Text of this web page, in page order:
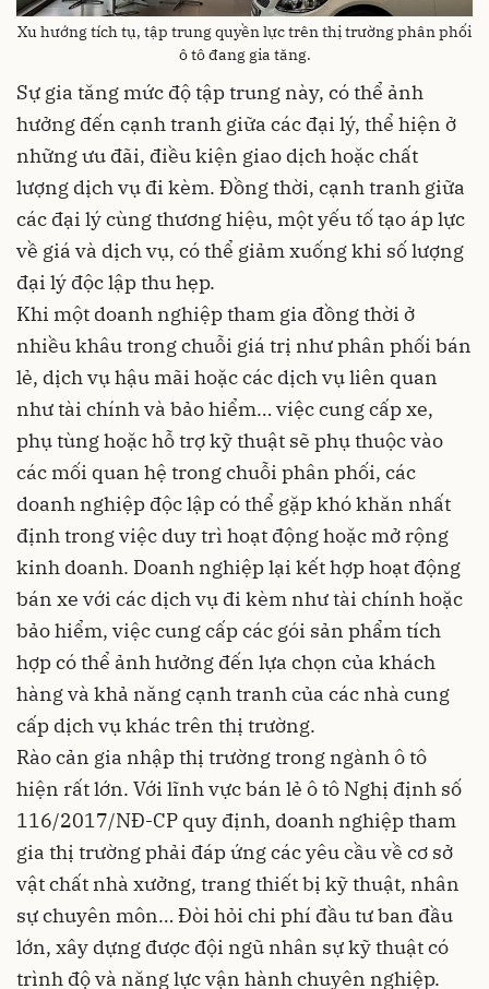
Xu hướng tích tụ, tập trung quyền lực trên thị trường phân phối
ô tô đang gia tăng.
Sự gia tăng mức độ tập trung này, có thể ảnh
hưởng đến cạnh tranh giữa các đại lý, thể hiện ở
những ưu đãi, điều kiện giao dịch hoặc chất
lượng dịch vụ đi kèm. Đồng thời, cạnh tranh giữa
các đại lý cùng thương hiệu, một yếu tố tạo áp lực
về giá và dịch vụ, có thể giảm xuống khi số lượng
đại lý độc lập thu hẹp.
Khi một doanh nghiệp tham gia đồng thời ở
nhiều khâu trong chuỗi giá trị như phân phối bán
lẻ, dịch vụ hậu mãi hoặc các dịch vụ liên quan
như tài chính và bảo hiểm… việc cung cấp xe,
phụ tùng hoặc hỗ trợ kỹ thuật sẽ phụ thuộc vào
các mối quan hệ trong chuỗi phân phối, các
doanh nghiệp độc lập có thể gặp khó khăn nhất
định trong việc duy trì hoạt động hoặc mở rộng
kinh doanh. Doanh nghiệp lại kết hợp hoạt động
bán xe với các dịch vụ đi kèm như tài chính hoặc
bảo hiểm, việc cung cấp các gói sản phẩm tích
hợp có thể ảnh hưởng đến lựa chọn của khách
hàng và khả năng cạnh tranh của các nhà cung
cấp dịch vụ khác trên thị trường.
Rào cản gia nhập thị trường trong ngành ô tô
hiện rất lớn. Với lĩnh vực bán lẻ ô tô Nghị định số
116/2017/NĐ-CP quy định, doanh nghiệp tham
gia thị trường phải đáp ứng các yêu cầu về cơ sở
vật chất nhà xưởng, trang thiết bị kỹ thuật, nhân
sự chuyên môn… Đòi hỏi chi phí đầu tư ban đầu
lớn, xây dựng được đội ngũ nhân sự kỹ thuật có
trình độ và năng lực vận hành chuyên nghiệp.